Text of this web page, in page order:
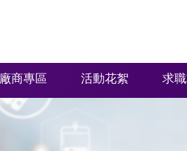
商專區 活動花絮 求